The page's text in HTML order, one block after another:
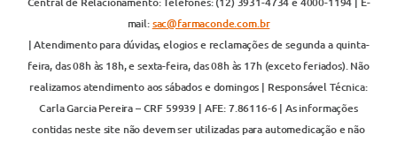
mail:sac@farmaconde.com.br
| Atendimento para dúvidas, elogios e reclamações de segunda a quinta-
feira, das 08h às 18h, e sexta-feira, das 08h às 17h (exceto feriados). Não
realizamos atendimento aos sábados e domingos | Responsável Técnica:
Carla Garcia Pereira – CRF 59939 | AFE: 7.86116-6 | As informações
contidas neste site não devem ser utilizadas para automedicação e não